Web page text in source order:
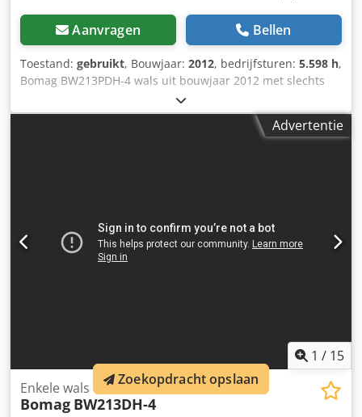
Aanvragen Bellen
Toestand: gebruikt, Bouwjaar: 2012, bedrijfsturen: 5.598 h,
Bomag BW213PDH-4 wals uit bouwjaar 2012 met slechts
5.598 draaiuren! ----* Fabrikant: Bomag * Type:
BW213PDH-4 Dsdpfeyt Uirex Almekr * Bouwjaar: 2012 *
Afgelezen bedrijfsuren: ca. 5.598 * Bedrijfsgewicht: 13.100
gegevens zonder garantie, fouten en tussentijdse verkoop
voorbehouden.
Advertentie
1 / 15
Enkele wals
Bomag BW213DH-4
Zoekopdracht opslaan